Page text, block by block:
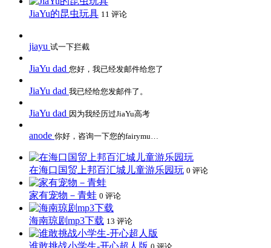
JiaYu的昆虫玩具 11 评论
jiayu 试一下拦截
JiaYu dad 您好，我已经发邮件给您了
JiaYu dad 我已经给您发邮件了。
JiaYu dad 因为我经历过JiaYu高考
anode 你好，咨询一下您的fairymu…
在海口国贸上邦百汇城儿童游乐园玩 0 评论
家有宠物－青蛙 0 评论
海南琼剧mp3下载 13 评论
谁敢挑战小学生-开心超人版